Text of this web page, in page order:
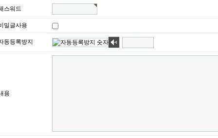
스워드
밀글사용
동등록방지
용